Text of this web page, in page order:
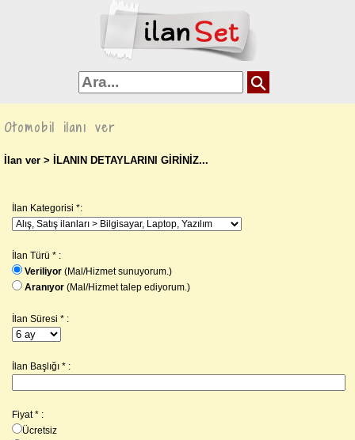
Otomobil ilanı ver
İlan ver > İLANIN DETAYLARINI GİRİNİZ...
İlan Kategorisi *:
İlan Türü * :
Veriliyor (Mal/Hizmet sunuyorum.)
Aranıyor (Mal/Hizmet talep ediyorum.)
İlan Süresi * :
İlan Başlığı * :
Fiyat* :
Ücretsiz